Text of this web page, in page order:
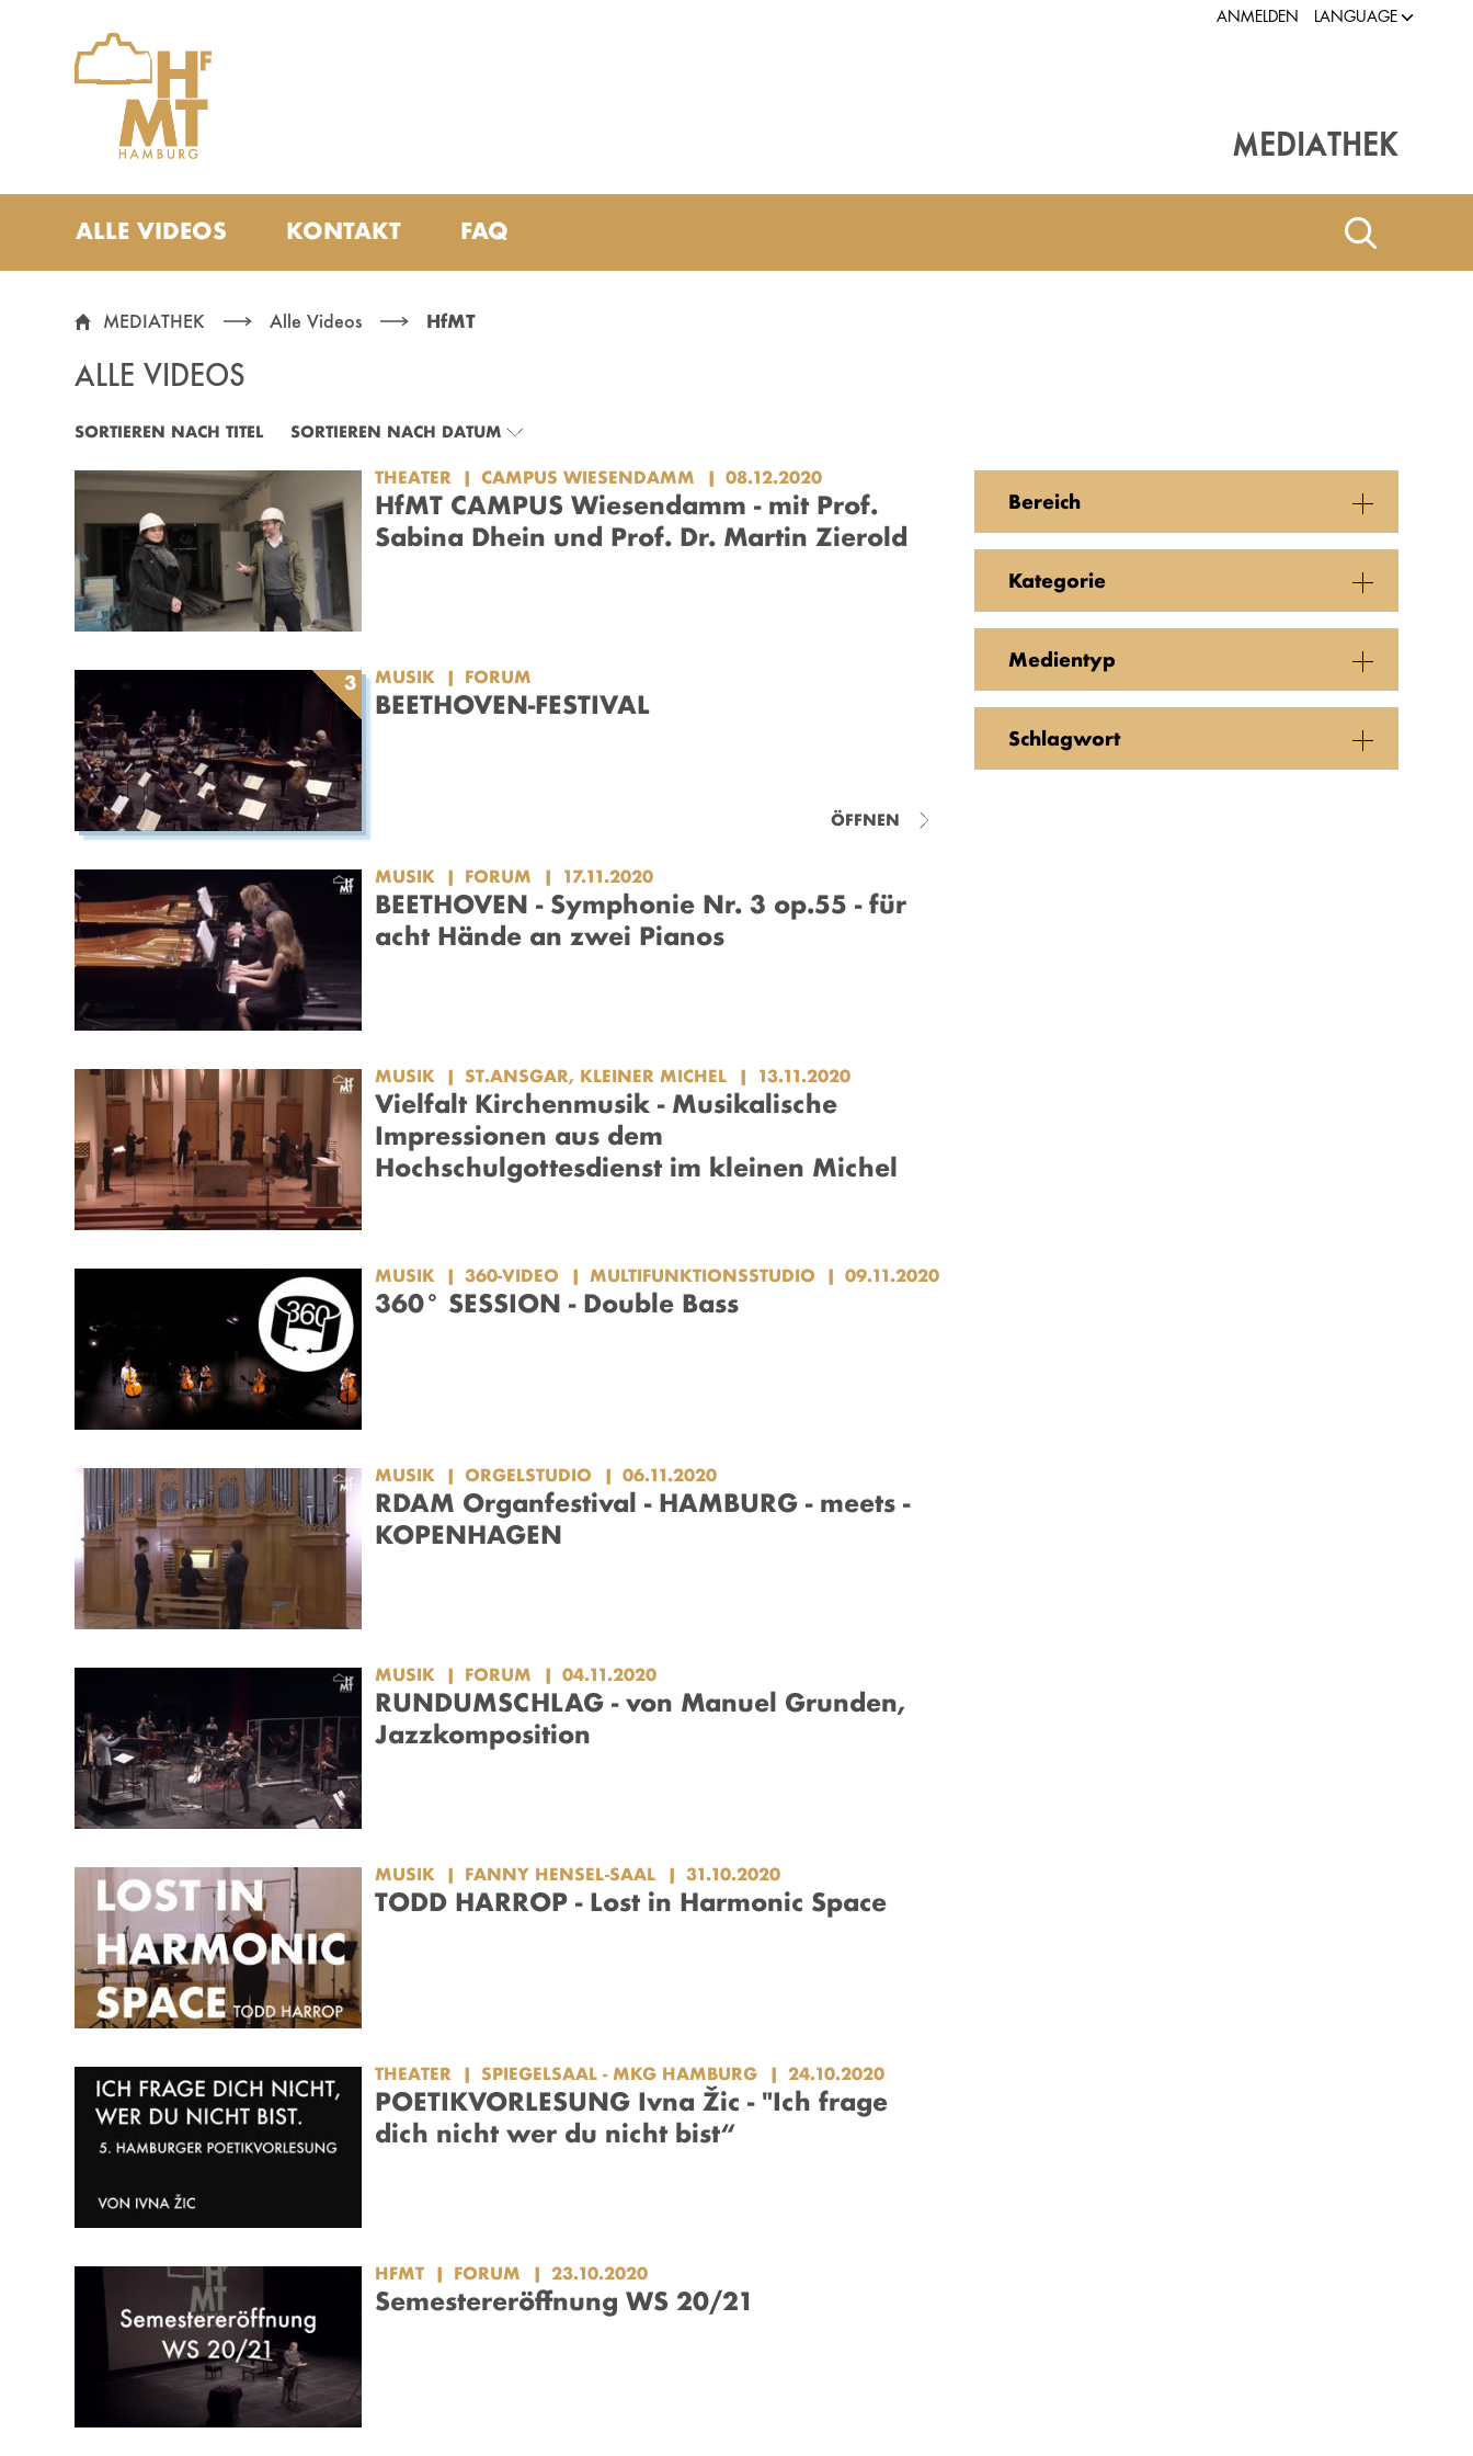
ANMELDEN LANGUAGE
MEDIATHEK
ALLE VIDEOS KONTAKT FAQ
ALLE VIDEOS
MEDIATHEK Alle Videos HfMT
ALLE VIDEOS
SORTIEREN NACH TITEL SORTIEREN NACH DATUM
Bereich
Kategorie
Medientyp
Schlagwort
THEATER CAMPUS WIESENDAMM 08.12.2020
HfMT CAMPUS Wiesendamm - mit Prof.
Sabina Dhein und Prof. Dr. Martin Zierold
3 MUSIK FORUM
BEETHOVEN-FESTIVAL
ÖFFNEN
MUSIK FORUM 17.11.2020
BEETHOVEN - Symphonie Nr. 3 op.55 - für
acht Hände an zwei Pianos
MUSIK ST.ANSGAR, KLEINER MICHEL 13.11.2020
Vielfalt Kirchenmusik - Musikalische
Impressionen aus dem
Hochschulgottesdienst im kleinen Michel
MUSIK 360-VIDEO MULTIFUNKTIONSSTUDIO 09.11.2020
360° SESSION - Double Bass
MUSIK ORGELSTUDIO 06.11.2020
RDAM Organfestival - HAMBURG - meets -
KOPENHAGEN
MUSIK FORUM 04.11.2020
RUNDUMSCHLAG - von Manuel Grunden,
Jazzkomposition
MUSIK FANNY HENSEL-SAAL 31.10.2020
TODD HARROP - Lost in Harmonic Space
THEATER SPIEGELSAAL - MKG HAMBURG 24.10.2020
POETIKVORLESUNG Ivna Žic - "Ich frage
dich nicht wer du nicht bist“
HFMT FORUM 23.10.2020
Semestereröffnung WS 20/21